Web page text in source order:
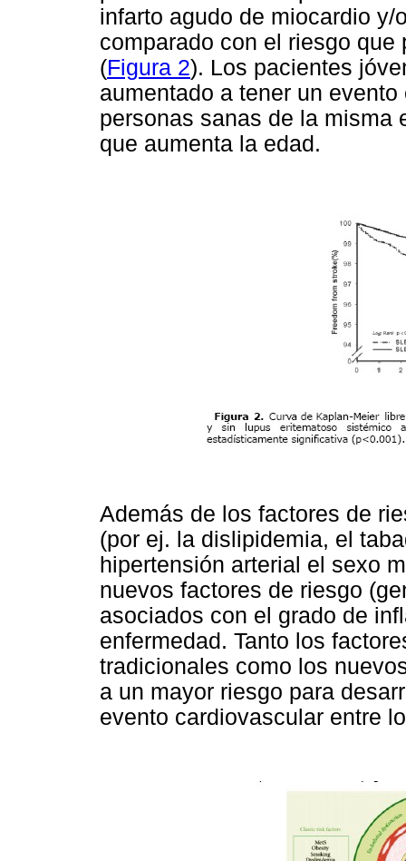
infarto agudo de miocardio
comparado con el riesgo
(Figura 2). Los pacientes
aumentado a tener un
personas sanas de la misma
que aumenta la edad.
Además de los factores de
(por ej. la dislipidemia, el
hipertensión arterial el sexo
nuevos factores de riesgo
asociados con el grado de
enfermedad. Tanto los
tradicionales como los
a un mayor riesgo para
evento cardiovascular entre